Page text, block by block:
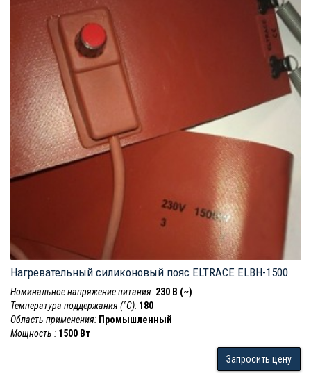
Нагревательный силиконовый пояс ELTRACE ELBH-1500
Номинальное напряжение питания: 230 В (~)
Температура поддержания (°С): 180
Область применения: Промышленный
Мощность : 1500 Вт
Запросить цену